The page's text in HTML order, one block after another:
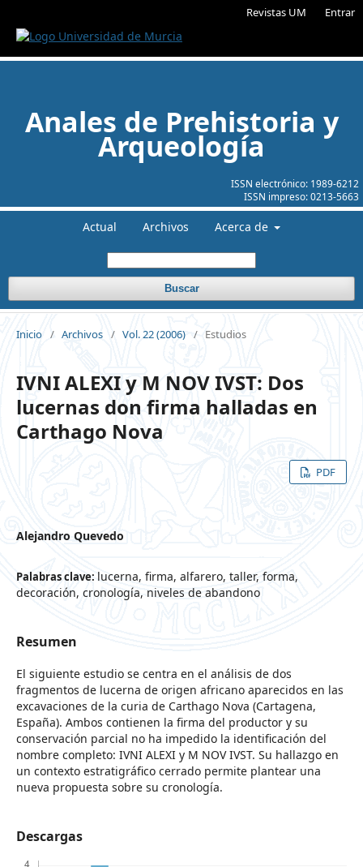
Revistas UM Entrar
ISSN electrónico: 1989-6212
ISSN impreso:0213-5663
Anales de Prehistoria y
Arqueología
Actual Archivos Acerca de
Buscar
Inicio / Archivos / Vol. 22 (2006) / Estudios
IVNI ALEXI y M NOV IVST: Dos
lucernas don firma halladas en
Carthago Nova
PDF
Alejandro Quevedo
Palabras clave: lucerna, firma, alfarero, taller, forma,
decoración, cronología, niveles de abandono
Resumen
El siguiente estudio se centra en el análisis de dos
fragmentos de lucerna de origen africano aparecidos en las
excavaciones de la curia de Carthago Nova (Cartagena,
España). Ambos contienen la firma del productor y su
conservación parcial no ha impedido la identificación del
nombre completo: IVNI ALEXI y M NOV IVST. Su hallazgo en
un contexto estratigráfico cerrado permite plantear una
nueva propuesta sobre su cronología.
Descargas